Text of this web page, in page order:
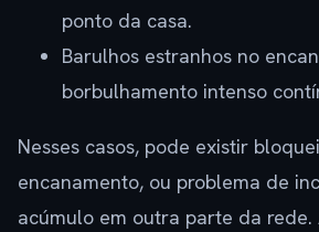
ponto da casa.
Barulhos estranhos no
borbulhamento intenso
Nesses casos, pode existir
encanamento, ou problema de
acúmulo em outra parte da rede.